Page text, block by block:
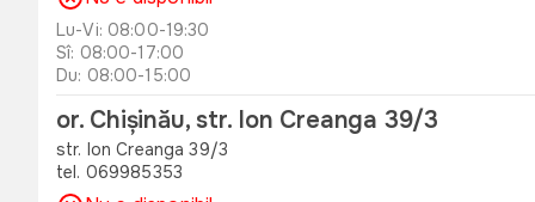
Lu-Vi: 08:00-19:30
Sî: 08:00-17:00
Du: 08:00-15:00
or. Chișinău, str. Ion Creanga 39/3
str. Ion Creanga 39/3
tel. 069985353